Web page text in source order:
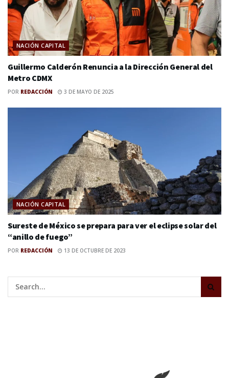
NACIÓN CAPITAL
Guillermo Calderón Renuncia a la Dirección General del
Metro CDMX
POR REDACCIÓN 3 DE MAYO DE 2025
NACIÓN CAPITAL
Sureste de México se prepara para ver el eclipse solar del
“anillo de fuego”
POR REDACCIÓN 13 DE OCTUBRE DE 2023